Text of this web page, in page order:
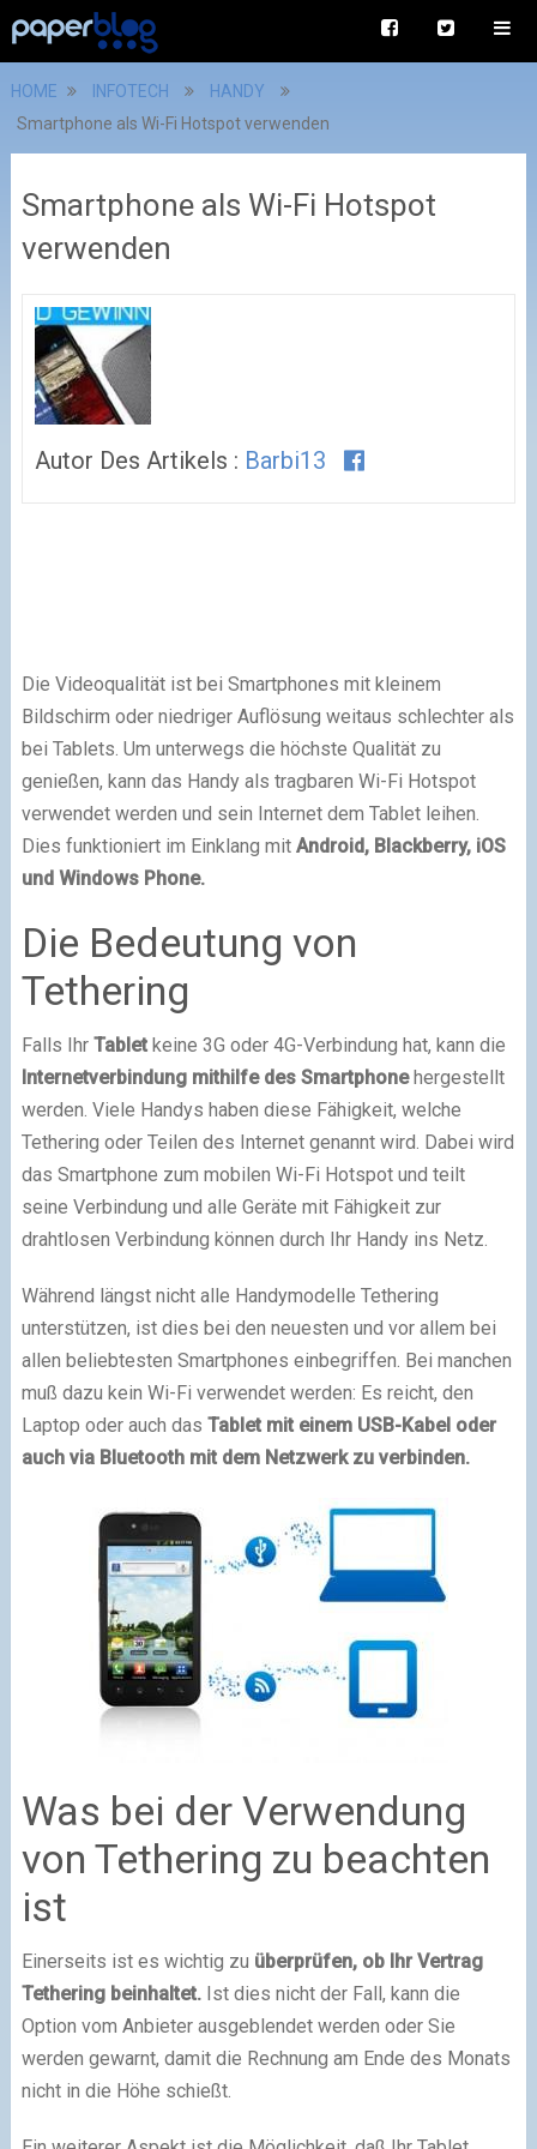
HOME INFOTECH
HANDY
Smartphone als Wi-Fi Hotspot verwenden
Smartphone als Wi-Fi Hotspot
verwenden
Autor Des Artikels : Barbi13
Die Videoqualität ist bei Smartphones mit kleinem
Bildschirm oder niedriger Auflösung weitaus schlechter als
bei Tablets. Um unterwegs die höchste Qualität zu
genießen, kann das Handy als tragbaren Wi-Fi Hotspot
verwendet werden und sein Internet dem Tablet leihen.
Dies funktioniert im Einklang mit Android, Blackberry, iOS
und Windows Phone.
Die Bedeutung von
Tethering
Falls Ihr Tabletkeine 3G oder 4G-Verbindung hat, kann die
Internetverbindung mithilfe des Smartphonehergestellt
werden. Viele Handys haben diese Fähigkeit, welche
Tethering oder Teilen des Internet genannt wird. Dabei wird
das Smartphone zum mobilen Wi-Fi Hotspot und teilt
seine Verbindung und alle Geräte mit Fähigkeit zur
drahtlosen Verbindung können durch Ihr Handy ins Netz.
Während längst nicht alle Handymodelle Tethering
unterstützen, ist dies bei den neuesten und vor allem bei
allen beliebtesten Smartphones einbegriffen. Bei manchen
muß dazu kein Wi-Fi verwendet werden: Es reicht, den
Laptop oder auch das Tablet mit einem USB-Kabel oder
auch via Bluetooth mit dem Netzwerk zu verbinden.
Was bei der Verwendung
von Tethering zu beachten
ist
Einerseits ist es wichtig zu überprüfen, ob Ihr Vertrag
Tethering beinhaltet.Ist dies nicht der Fall, kann die
Option vom Anbieter ausgeblendet werden oder Sie
werden gewarnt, damit die Rechnung am Ende des Monats
nicht in die Höhe schießt.